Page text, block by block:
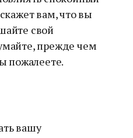
вам, что вы
свой
прежде чем
пожалеете.
вашу